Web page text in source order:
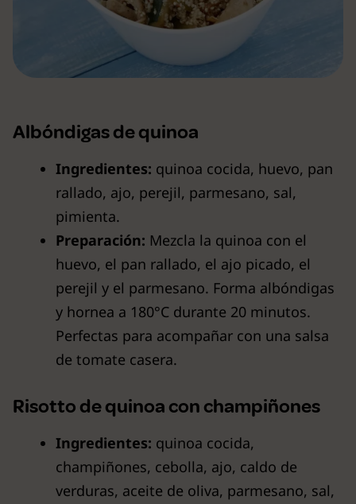
Albóndigas de quinoa
Ingredientes: quinoa cocida, huevo, pan
rallado, ajo, perejil, parmesano, sal,
pimienta.
Preparación: Mezcla la quinoa con el
huevo, el pan rallado, el ajo picado, el
perejil y el parmesano. Forma albóndigas
y hornea a 180°C durante 20 minutos.
Perfectas para acompañar con una salsa
de tomate casera.
Risotto de quinoa con champiñones
Ingredientes: quinoa cocida,
champiñones, cebolla, ajo, caldo de
verduras, aceite de oliva, parmesano, sal,